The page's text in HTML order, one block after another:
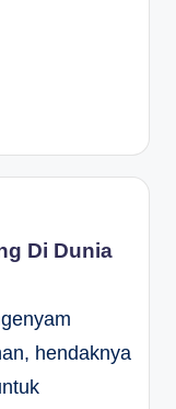
Di Dunia
hendaknya